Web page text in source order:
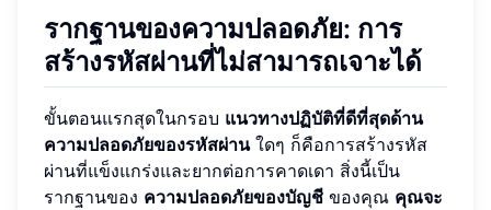
รากฐานของความปลอดภัย: การ
สร้างรหัสผ่านที่ไม่สามารถเจาะได้
ขั้นตอนแรกสุดในกรอบ แนวทางปฏิบัติที่ดีที่สุดด้าน
ความปลอดภัยของรหัสผ่านใดๆ ก็คือการสร้างรหัส
ผ่านที่แข็งแกร่งและยากต่อการคาดเดา สิ่งนี้เป็น
รากฐานของ ความปลอดภัยของบัญชี ของคุณ คุณจะ